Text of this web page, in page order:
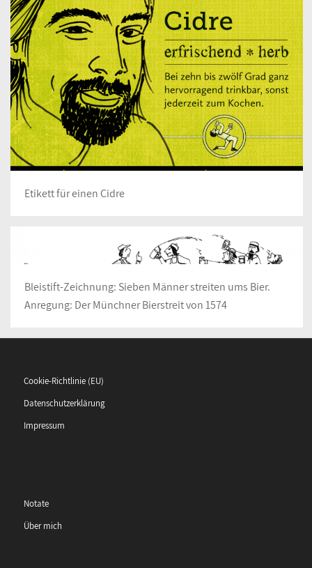
Etikett für einen Cidre
Bleistift-Zeichnung: Sieben Männer streiten ums Bier.
Anregung: Der Münchner Bierstreit von 1574
Cookie-Richtlinie (EU)
Datenschutzerklärung
Impressum
Notate
Über mich